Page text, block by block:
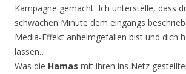
Kampagne gemacht. Ich unterstelle, dass
schwachen Minute dem eingangs
Media-Effekt anheimgefallen bist und dich
lassen…
Was die Hamas mit ihren ins Netz